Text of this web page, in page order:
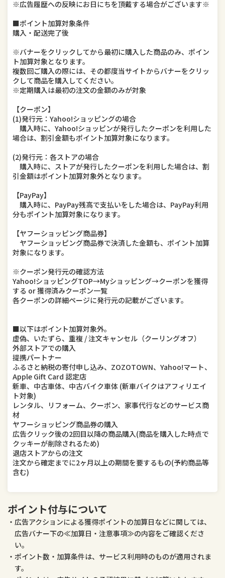
美容・コスメ・香水 ダイエット・健康
ペット・ペットグッズ
※広告履歴への反映にお日にちを頂戴する場合がございます※
■ポイント加算対象条件
購入・配送完了後
※バナーをクリックしてから最初に購入した商品のみ、ポイン
ト加算対象となります。
複数回ご購入の際には、その都度当サイトからバナーをクリッ
クして商品を購入してください。
※定期購入は最初の注文の金額のみが対象
【クーポン】
(1)発行元：Yahoo!ショッピングの場合
購入時に、Yahoo!ショッピンが発行したクーポンを利用した
場合は、割引金額もポイント加算対象になります。
(2)発行元：各ストアの場合
購入時に、ストアが発行したクーポンを利用した場合は、割
引金額はポイント加算対象外となります。
【PayPay】
購入時に、PayPay残高で支払いをした場合は、PayPay利用
分もポイント加算対象になります。
【ヤフーショッピング商品券】
ヤフーショッピング商品券で決済した金額も、ポイント加算
対象になります。
※クーポン発行元の確認方法
Yahoo!ショッピングTOP→Myショッピング→クーポンを獲得
する or 獲得済みクーポン一覧
各クーポンの詳細ページに発行元の記載がございます。
■以下はポイント加算対象外。
虚偽、いたずら、重複 / 注文キャンセル（クーリングオフ）
外部ストアでの購入
提携パートナー
ふるさと納税の寄付申し込み、ZOZOTOWN、Yahoo!マート、
Apple Gift Card 認定店
新車、中古車体、中古バイク車体 (新車バイクはアフィリエイ
ト対象)
レンタル、リフォーム、クーポン、家事代行などのサービス商
材
ヤフーショッピング商品券の購入
広告クリック後の2回目以降の商品購入(商品を購入した時点で
クッキーが削除されるため)
退店ストアからの注文
注文から確定までに2ヶ月以上の期間を要するもの(予約商品等
含む)
ポイント付与について
広告アクションによる獲得ポイントの加算日などに関しては、
広告バナー下の≪加算日・注意事項≫の内容をご確認くださ
い。
ポイント数・加算条件は、サービス利用時のものが適用されま
す。